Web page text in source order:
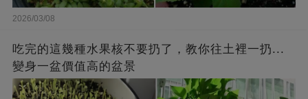
2026/03/08
吃完的這幾種水果核不要扔了，教你往土裡一扔...
變身一盆價值高的盆景